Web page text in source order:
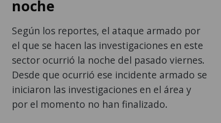
noche
Según los reportes, el ataque armado por
el que se hacen las investigaciones en este
sector ocurrió la noche del pasado viernes.
Desde que ocurrió ese incidente armado se
iniciaron las investigaciones en el área y
por el momento no han finalizado.